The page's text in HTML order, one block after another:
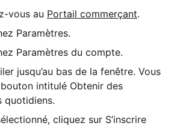
vous au Portail commerçant.
Paramètres.
Paramètres du compte.
jusqu’au bas de la fenêtre. Vous
intitulé Obtenir des
quotidiens.
cliquez sur S’inscrire